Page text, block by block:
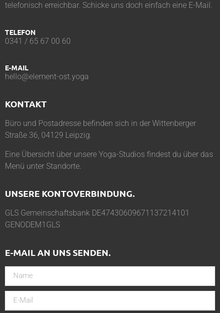
telefonisch erreichbar. Schicke uns doch einfach eine E-Mail.
TELEFON
0341 / 65 67 00 60
E-MAIL
hello@element-ost.yoga
KONTAKT
Büro und Postadresse befinden sich in der Wittenberger
Straße 36, 04129 Leipzig.
Eine Übersicht über unsere Yoga-Studios findest du über das
Menü unter Standorte
UNSERE KONTOVERBINDUNG.
GLS Gemeinschaftsbank DE47430609671137214101
GENODEM1GLS
E-MAIL AN UNS SENDEN.